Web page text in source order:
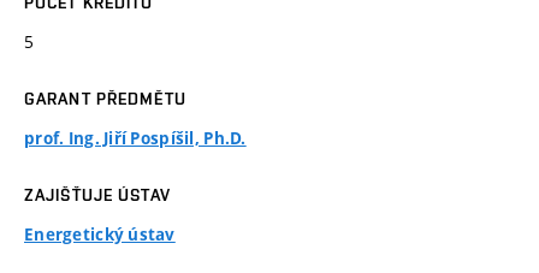
5
GARANT PŘEDMĚTU
prof. Ing. Jiří Pospíšil, Ph.D.
ZAJIŠŤUJE ÚSTAV
Energetický ústav